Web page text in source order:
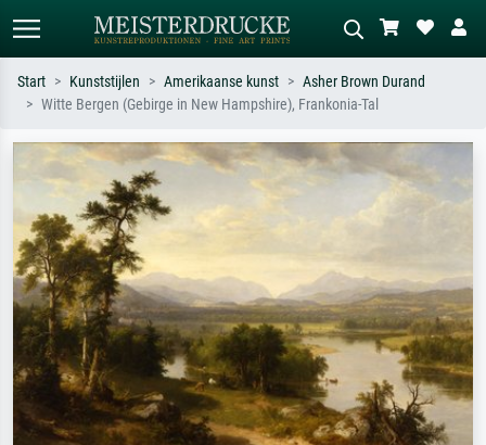
Zoek op kunstenaar, titel of stijl – bijv.
Monet, Sterrennacht, impressionisme,
Hokusai-golf, naakt.
Beschrijf de scène – bijv. groene
weide, abstract met veel rood, donker
olieverfschilderij, staand naakt naast
een boom.
Start Kunststijlen Amerikaanse kunst
Asher Brown Durand
Witte Bergen (Gebirge in New Hampshire), Frankonia-Tal